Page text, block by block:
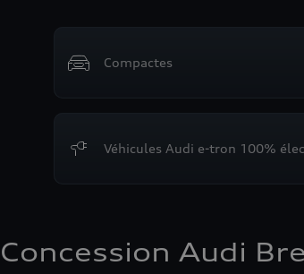
Compactes
Véhicules Audi e-tron 100%
Concession Audi